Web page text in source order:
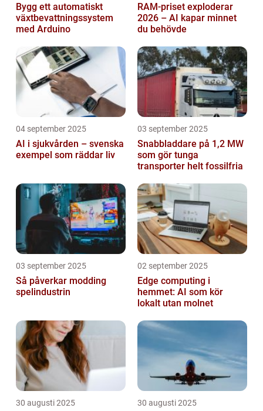
Bygg ett automatiskt
växtbevattningssystem
med Arduino
RAM-priset exploderar
2026 – AI kapar minnet
du behövde
04 september 2025
AI i sjukvården – svenska
exempel som räddar liv
03 september 2025
Snabbladdare på 1,2 MW
som gör tunga
transporter helt fossilfria
03 september 2025
Så påverkar modding
spelindustrin
02 september 2025
Edge computing i
hemmet: AI som kör
lokalt utan molnet
30 augusti 2025 30 augusti 2025